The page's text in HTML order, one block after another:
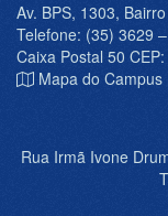
Av. BPS, 1303,
Telefone: (35) 3629
Caixa Postal 50
Mapa do Campus
Rua Irmã Ivone